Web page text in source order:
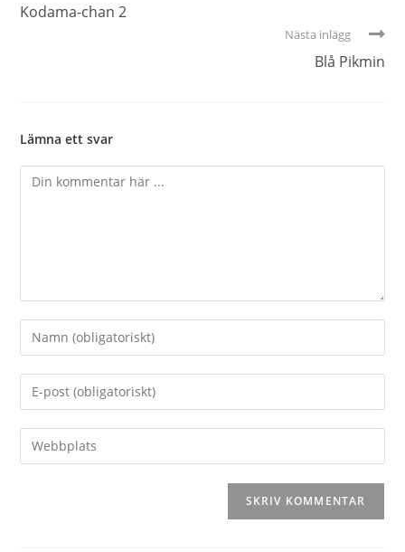
Kodama-chan 2
Nästa inlägg
Blå Pikmin
Lämna ett svar